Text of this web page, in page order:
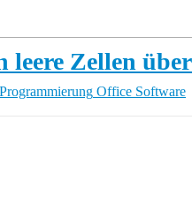
leere Zellen
Office Software